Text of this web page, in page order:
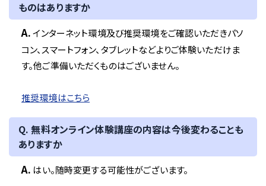
ものはありますか
A.インターネット環境及び推奨環境をご確認いただきパソ
コン、スマートフォン、タブレットなどよりご体験いただけま
す。他ご準備いただくものはございません。
推奨環境はこちら
Q. 無料オンライン体験講座の内容は今後変わることも
ありますか
A. はい。随時変更する可能性がございます。